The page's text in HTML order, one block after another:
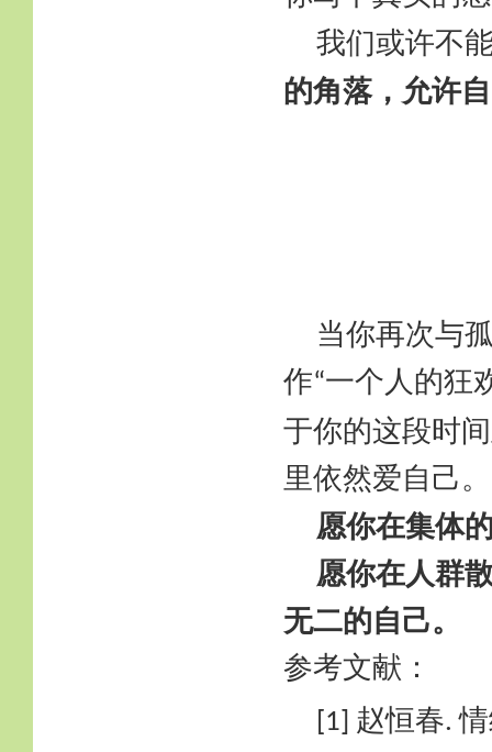
我们或许不
的角落，允许
当你再次与
作“一个人的狂
于你的这段时
里依然爱自己。
愿你在集体
愿你在人群
无二的自己。
参考文献：
[1] 赵恒春.